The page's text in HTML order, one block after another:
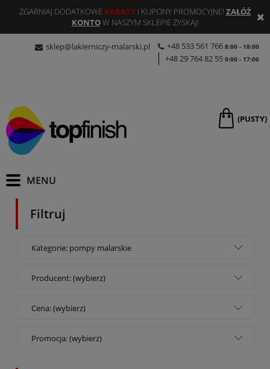
ZGARNIAJ DODATKOWE RABATYI KUPONY PROMOCYJNE! ZAŁÓŻ
KONTOW NASZYM SKLEPIE ZYSKAJ!
sklep@lakierniczy-malarski.pl +48 533 561 766 8:00 - 18:00
+48 29 764 82 55 9:00 - 17:00
(PUSTY)
Filtruj
Kategorie: pompy malarskie
Producent: (wybierz)
Cena: (wybierz)
Promocja: (wybierz)